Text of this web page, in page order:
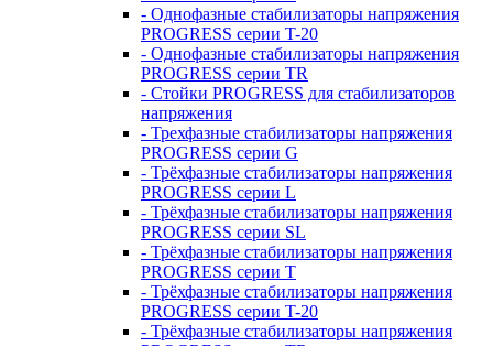
- Однофазные стабилизаторы напряжения
PROGRESS серии T-20
- Однофазные стабилизаторы напряжения
PROGRESS серии TR
- Стойки PROGRESS для стабилизаторов
напряжения
- Трехфазные стабилизаторы напряжения
PROGRESS серии G
- Трёхфазные стабилизаторы напряжения
PROGRESS серии L
- Трёхфазные стабилизаторы напряжения
PROGRESS серии SL
- Трёхфазные стабилизаторы напряжения
PROGRESS серии T
- Трёхфазные стабилизаторы напряжения
PROGRESS серии T-20
- Трёхфазные стабилизаторы напряжения